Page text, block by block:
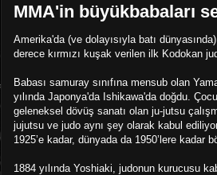
MMA'in büyükbabaları
Amerika'da (ve dolayısıyla batı
derece kırmızı kuşak verilen ilk Kodokan
Babası samuray sınıfına mensub olan
yılında Japonya'da Ishikawa'da doğdu.
geleneksel dövüş sanatı olan ju-jutsu
jujutsu ve judo aynı şey olarak kabul
1925’e kadar, dünyada da 1950’lere kadar
1884 yılında Yoshiaki, judonun kurucusu